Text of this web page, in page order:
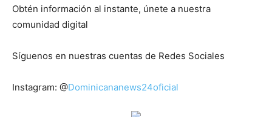
Obtén información al instante, únete a nuestra
comunidad digital
Síguenos en nuestras cuentas de Redes Sociales
Instagram: @Dominicananews24oficial